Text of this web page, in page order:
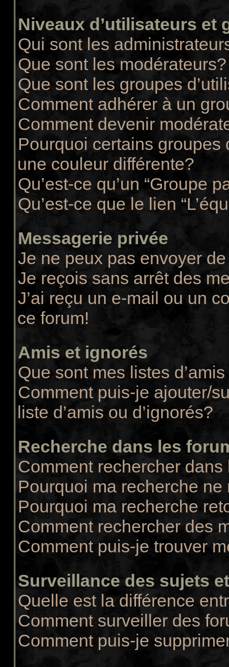
Niveaux d’utilisateurs et
Qui sont les
Que sont les modérateurs?
Que sont les groupes
Comment adhérer à un
Comment devenir
Pourquoi certains groupes
une couleur différente?
Qu’est-ce qu’un “Groupe
Qu’est-ce que le lien
Messagerie privée
Je ne peux pas envoyer
Je reçois sans arrêt des
J’ai reçu un e-mail ou un
ce forum!
Amis et ignorés
Que sont mes listes
Comment puis-je ajouter/
liste d’amis ou d’ignorés?
Recherche dans les
Comment rechercher dans
Pourquoi ma recherche
Pourquoi ma recherche
Comment rechercher des
Comment puis-je trouver
Surveillance des sujets
Quelle est la différence
Comment surveiller des
Comment puis-je